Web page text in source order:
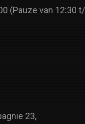
(Pauze van 12:30
23,